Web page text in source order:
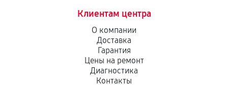
Клиентам центра
О компании
Доставка
Гарантия
Цены на ремонт
Диагностика
Контакты